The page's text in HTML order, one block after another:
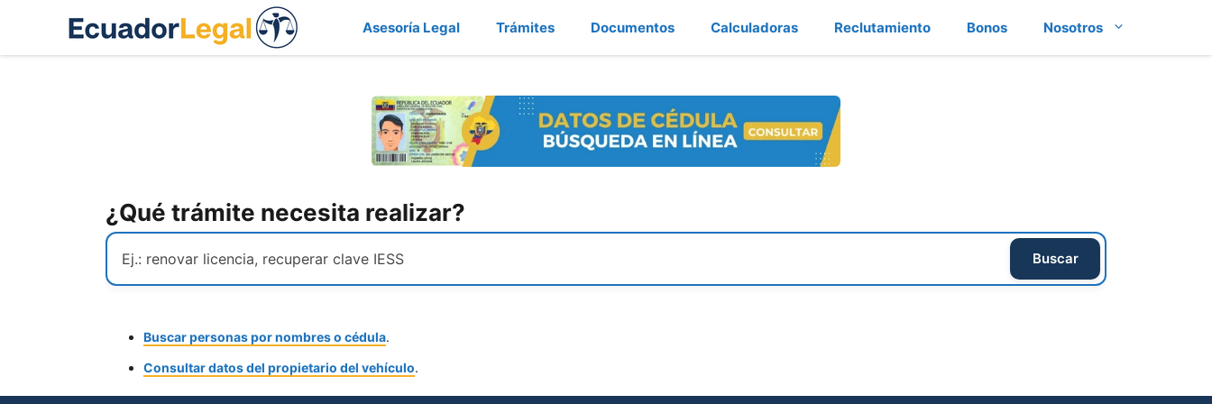
Asesoría Legal Trámites Documentos Calculadoras Reclutamiento Bonos Nosotros
¿Qué trámite necesita realizar?
Buscar personas por nombres o cédula.
Consultar datos del propietario del vehículo.